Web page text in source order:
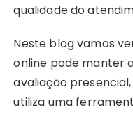
qualidade do
Neste blog vamos
online pode manter
avaliação
utiliza uma